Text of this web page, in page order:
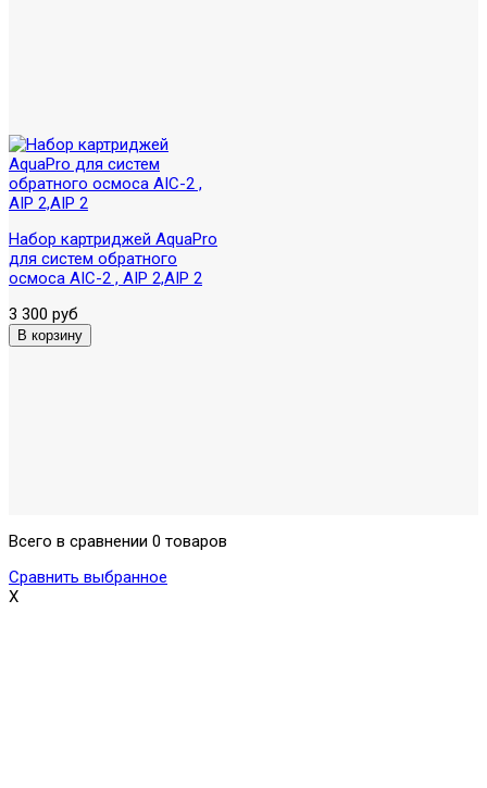
Набор картриджей AquaPro
для систем обратного
осмоса AIC-2 , AIP 2,AIP 2
3 300 руб
Всего в сравнении 0 товаров
Сравнить выбранное
X